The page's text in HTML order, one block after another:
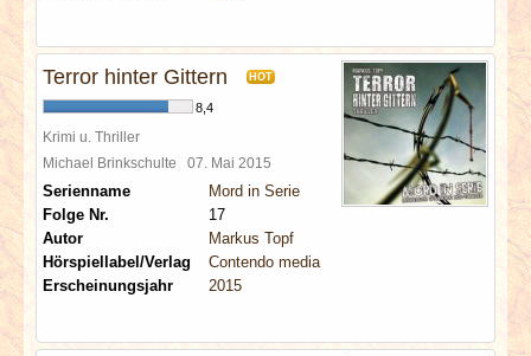
Terror hinter Gittern HOT
8,4
Krimi u. Thriller
Michael Brinkschulte 07. Mai 2015
Serienname
Mord in Serie
Folge Nr.
17
Autor
Markus Topf
Hörspiellabel/Verlag
Contendo media
Erscheinungsjahr
2015